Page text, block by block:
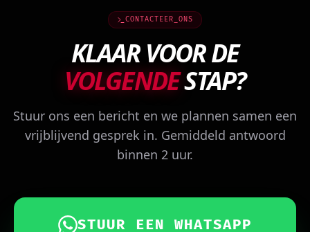
CONTACTEER_ONS
KLAAR VOOR DE
VOLGENDESTAP?
Stuur ons een bericht en we plannen samen een
vrijblijvend gesprek in. Gemiddeld antwoord
binnen 2 uur.
STUUR EEN WHATSAPP